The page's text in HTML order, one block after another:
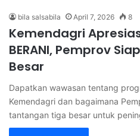
bila salsabila April 7, 2026 8
Kemendagri
BERANI, Pemprov
Besar
Dapatkan wawasan tentang
Kemendagri dan bagaimana
tantangan tiga besar untuk